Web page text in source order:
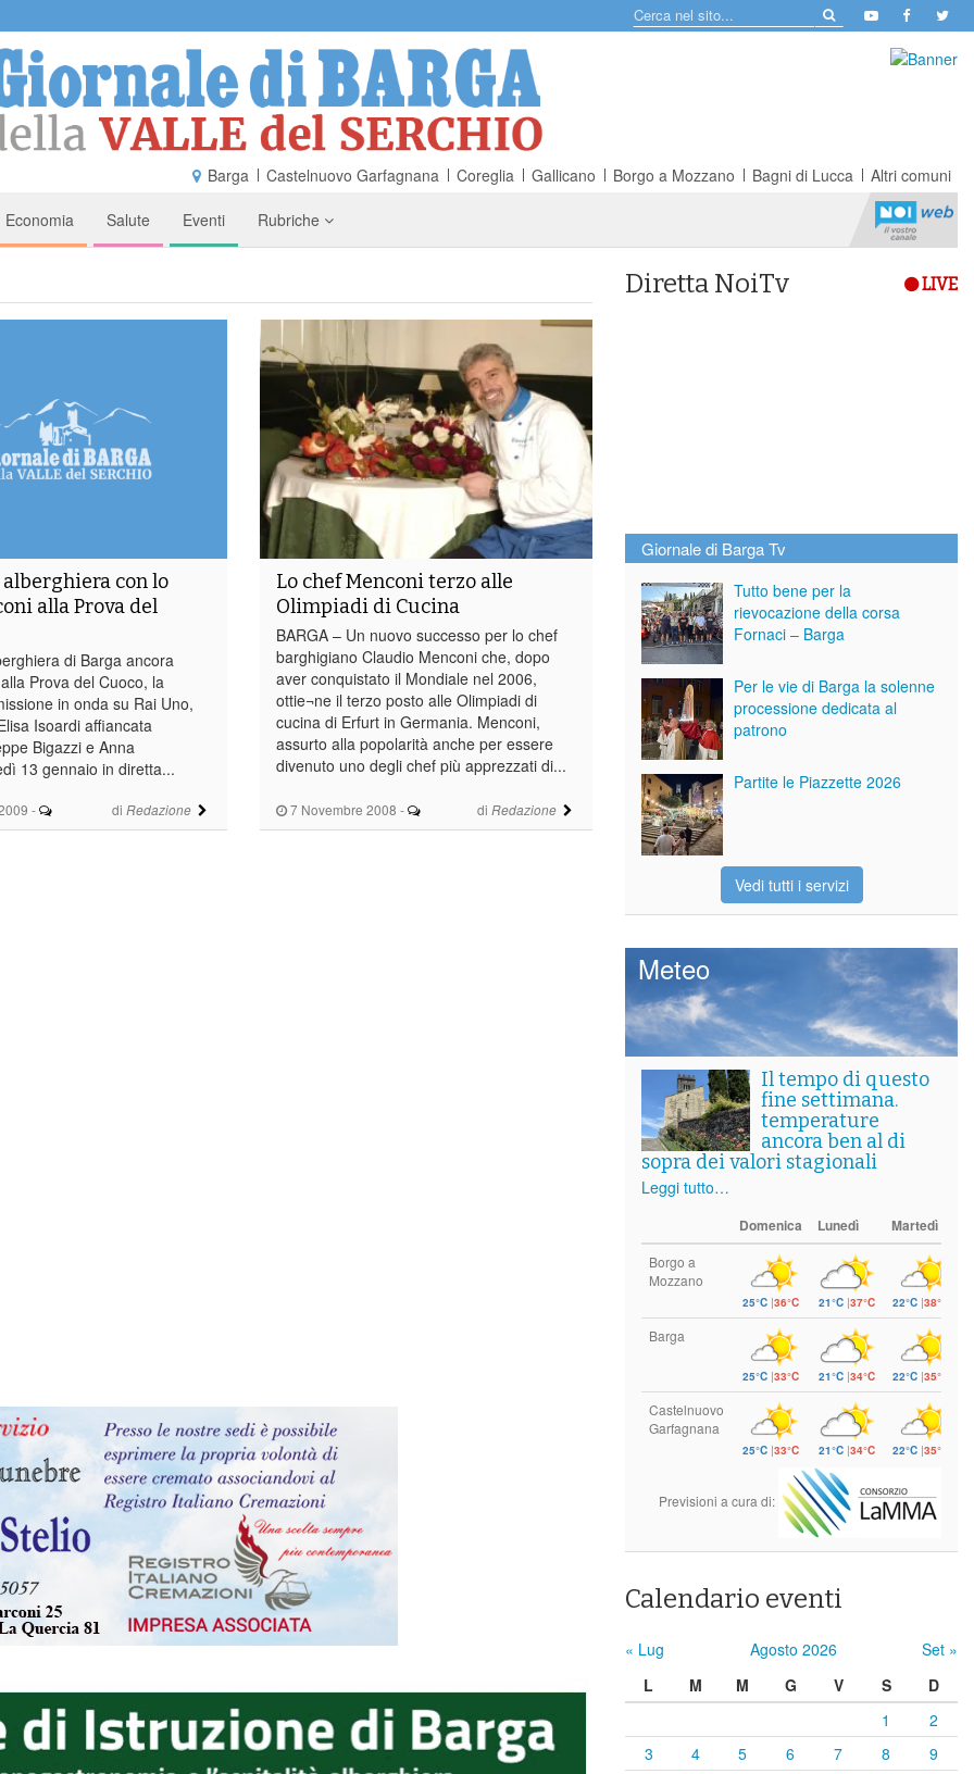
Barga Castelnuovo Garfagnana Coreglia Gallicano Borgo a Mozzano Bagni di Lucca Altri comuni
Economia Salute Eventi Rubriche
- di Redazione
alberghiera con lo
alla Prova del
di Barga ancora
Prova del Cuoco, la
in onda su Rai Uno,
Isoardi affiancata
Bigazzi e Anna
13 gennaio in diretta...
7 Novembre 2008 - di Redazione
Lo chef Menconi terzo alle
Olimpiadi di Cucina
BARGA – Un nuovo successo per lo chef
barghigiano Claudio Menconi che, dopo
aver conquistato il Mondiale nel 2006,
ottie¬ne il terzo posto alle Olimpiadi di
cucina di Erfurt in Germania. Menconi,
assurto alla popolarità anche per essere
divenuto uno degli chef più apprezzati di...
Diretta NoiTv LIVE
Giornale di Barga Tv
Tutto bene per la
rievocazione della corsa
Fornaci – Barga
Per le vie di Barga la solenne
processione dedicata al
patrono
Partite le Piazzette 2026
Vedi tutti i servizi
Meteo
Il tempo di questo
fine settimana.
temperature
ancora ben al di
sopra dei valori stagionali
Leggi tutto…
Domenica Lunedì Martedì
Borgo a
Mozzano
25°C |36°C 21°C |37°C 22°C |38°C
Barga
25°C |33°C 21°C |34°C 22°C |35°C
Castelnuovo
Garfagnana
25°C |33°C 21°C |34°C 22°C |35°C
Previsioni a cura di:
Calendario eventi
« Lug Agosto 2026
Set »
L
M M G V S
D
1
2
3
4 5 6 7 8
9